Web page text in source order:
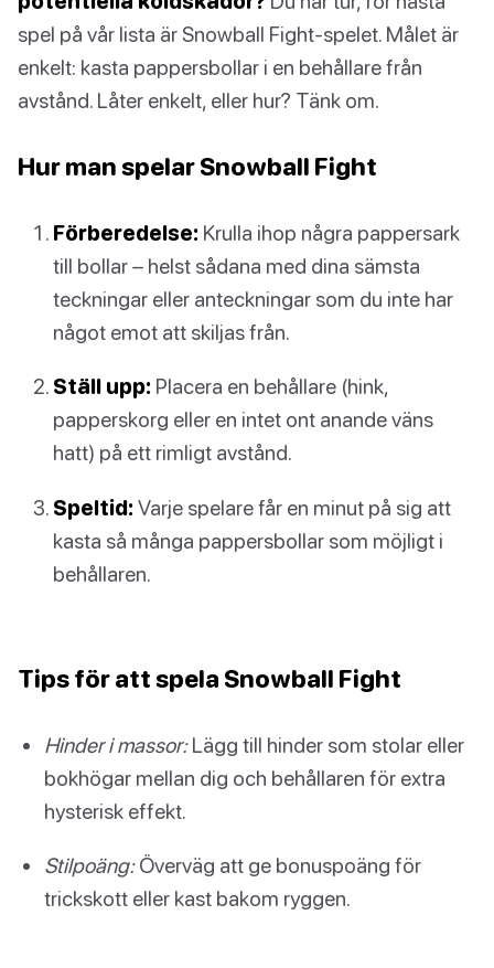
spel på vår lista är Snowball Fight-spelet. Målet är
enkelt: kasta pappersbollar i en behållare från
avstånd. Låter enkelt, eller hur? Tänk om.
Hur man spelar Snowball Fight
Förberedelse: Krulla ihop några pappersark
till bollar – helst sådana med dina sämsta
teckningar eller anteckningar som du inte har
något emot att skiljas från.
Ställ upp: Placera en behållare (hink,
papperskorg eller en intet ont anande väns
hatt) på ett rimligt avstånd.
Speltid: Varje spelare får en minut på sig att
kasta så många pappersbollar som möjligt i
behållaren.
Tips för att spela Snowball Fight
Hinder i massor:Lägg till hinder som stolar eller
bokhögar mellan dig och behållaren för extra
hysterisk effekt.
Stilpoäng:Överväg att ge bonuspoäng för
trickskott eller kast bakom ryggen.